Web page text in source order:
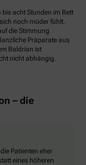
acht Stunden im Bett
noch müder fühlt.
die Stimmung
Präparate aus
Baldrian ist
nicht abhängig.
– die
Patienten eher
eines höheren